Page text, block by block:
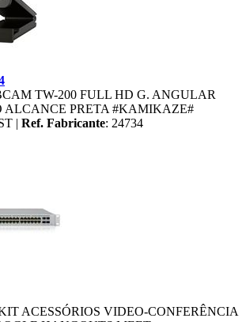
TW-200 FULL HD G. ANGULAR
ALCANCE PRETA #KAMIKAZE#
| Ref. Fabricante: 24734
ACESSÓRIOS VIDEO-CONFERÊNCIA